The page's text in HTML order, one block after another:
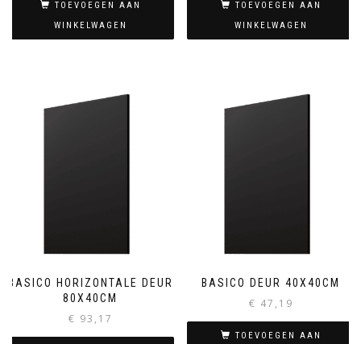
TOEVOEGEN AAN
WINKELWAGEN
TOEVOEGEN AAN
WINKELWAGEN
BASICO HORIZONTALE DEUR
80X40CM
€ 93,17
BASICO DEUR 40X40CM
€ 47,19
TOEVOEGEN AAN